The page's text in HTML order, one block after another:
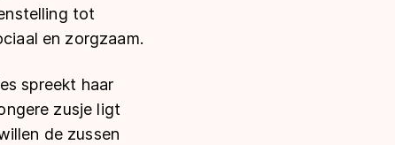
tot
en zorgzaam.
spreekt haar
zusje ligt
de zussen